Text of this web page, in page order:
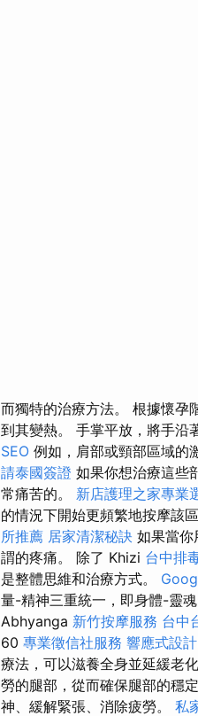
而獨特的治療方法。 根據懷孕
到其變熱。 手掌平放，將手沿
SEO 例如，肩部或頸部區域的
請泰國簽證 如果你想治療這些
常痛苦的。 新店護理之家專業
的情況下開始更頻繁地按摩該
所推薦 居家清潔秘訣 如果當你
謂的疼痛。 除了 Khizi 台中排
是整體思維和治療方式。
量-精神三重統一，即身體-靈
Abhyanga 新竹按摩服務 台中
60 專業徵信社服務 響應式設
療法，可以滋養全身並延緩老
勞的腿部，從而確保腿部的穩
神、緩解緊張、消除疲勞。 私